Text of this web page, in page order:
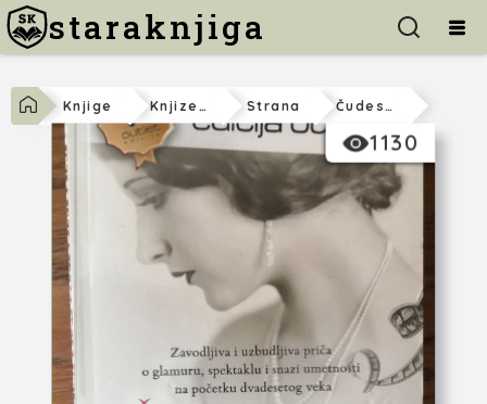
staraknjiga
Knjige Knjizevnost Strana Čudesni Život Lili Afrodite
1130
Beatris Kolin